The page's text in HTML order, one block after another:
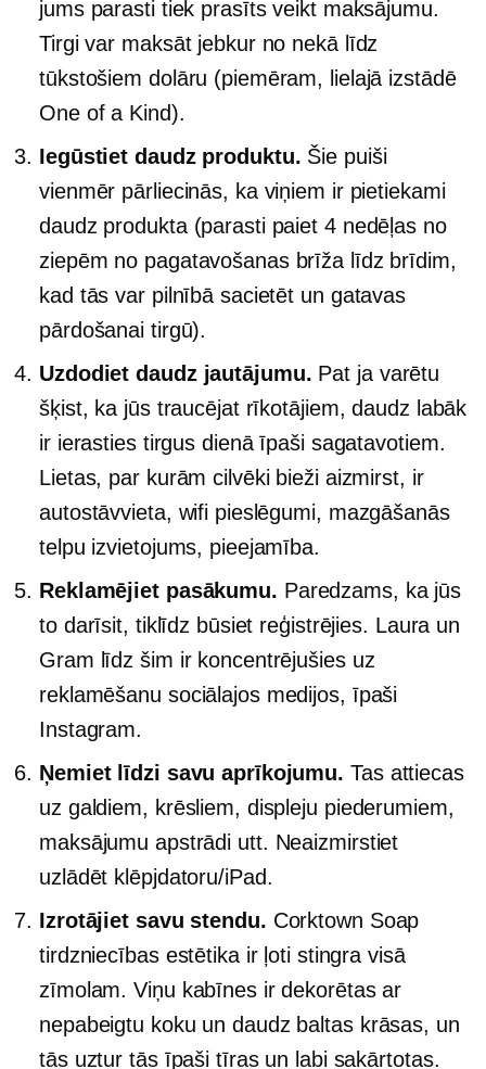
jums parasti tiek prasīts veikt maksājumu.
Tirgi var maksāt jebkur no nekā līdz
tūkstošiem dolāru (piemēram, lielajā izstādē
One of a Kind).
Iegūstiet daudz produktu. Šie puiši
vienmēr pārliecinās, ka viņiem ir pietiekami
daudz produkta (parasti paiet 4 nedēļas no
ziepēm no pagatavošanas brīža līdz brīdim,
kad tās var pilnībā sacietēt un gatavas
pārdošanai tirgū).
Uzdodiet daudz jautājumu. Pat ja varētu
šķist, ka jūs traucējat rīkotājiem, daudz labāk
ir ierasties tirgus dienā īpaši sagatavotiem.
Lietas, par kurām cilvēki bieži aizmirst, ir
autostāvvieta, wifi pieslēgumi, mazgāšanās
telpu izvietojums, pieejamība.
Reklamējiet pasākumu. Paredzams, ka jūs
to darīsit, tiklīdz būsiet reģistrējies. Laura un
Gram līdz šim ir koncentrējušies uz
reklamēšanu sociālajos medijos, īpaši
Instagram.
Ņemiet līdzi savu aprīkojumu. Tas attiecas
uz galdiem, krēsliem, displeju piederumiem,
maksājumu apstrādi utt. Neaizmirstiet
uzlādēt klēpjdatoru/iPad.
Izrotājiet savu stendu. Corktown Soap
tirdzniecības estētika ir ļoti stingra visā
zīmolam. Viņu kabīnes ir dekorētas ar
nepabeigtu koku un daudz baltas krāsas, un
tās uztur tās īpaši tīras un labi sakārtotas.